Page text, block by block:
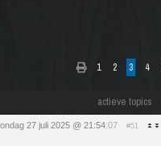
1 2 3 4
actieve topics
27 juli 2025 @ 21:54:07 #51